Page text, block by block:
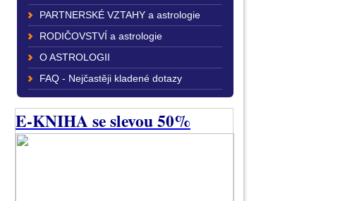
PARTNERSKÉ VZTAHY a astrologie
RODIČOVSTVÍ a astrologie
O ASTROLOGII
FAQ - Nejčastěji kladené dotazy
E-KNIHA se slevou 50%